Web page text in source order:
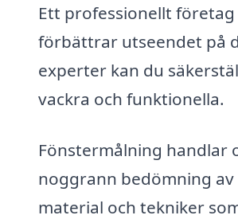
Ett professionellt
förbättrar utseendet på
experter kan du
vackra och funktionella.
Fönstermålning handlar
noggrann bedömning
material och tekniker